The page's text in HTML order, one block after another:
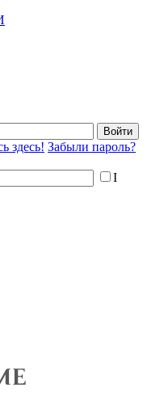
Войти
здесь! Забыли пароль?
I